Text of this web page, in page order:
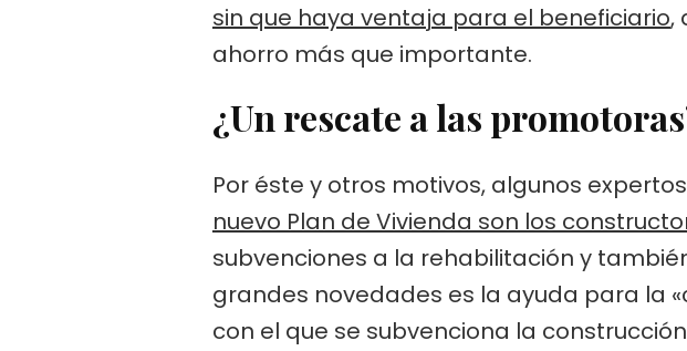
sin que haya ventaja para el beneficiario,
ahorro más que importante.
¿Un rescate a las
Por éste y otros motivos, algunos
nuevo Plan de Vivienda son los
subvenciones a la rehabilitación y
grandes novedades es la ayuda para la
con el que se subvenciona la